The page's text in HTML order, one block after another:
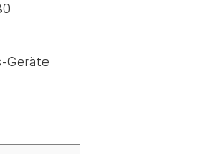
Geräte